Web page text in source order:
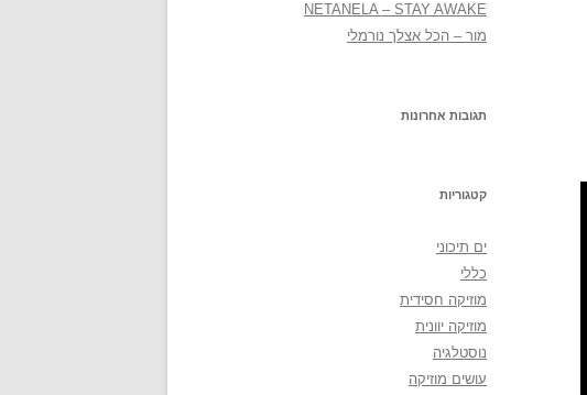
NETANELA – STAY AWAKE
מור – הכל אצלך נורמלי
תגובות אחרונות
קטגוריות
ים תיכוני
כללי
מוזיקה חסידית
מוזיקה יוונית
נוסטלגיה
עושים מוזיקה